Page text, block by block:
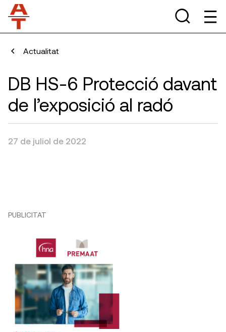
Actualitat
DB HS-6 Protecció davant
de l’exposició al radó
27 de juliol de 2022
PUBLICITAT